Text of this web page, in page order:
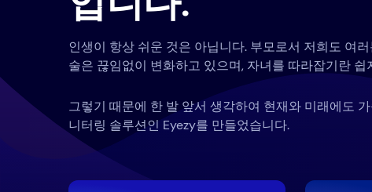
인생이 항상 쉬운 것은 아닙니다. 부모로서 저희도 여
술은 끊임없이 변화하고 있으며, 자녀를 따라잡기란 쉽
그렇기 때문에 한 발 앞서 생각하여 현재와 미래에도
니터링 솔루션인 Eyezy를 만들었습니다.